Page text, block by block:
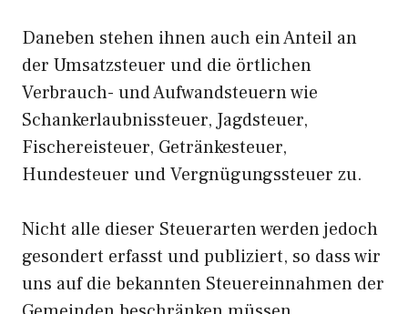
Daneben stehen ihnen auch ein Anteil an
der Umsatzsteuer und die örtlichen
Verbrauch- und Aufwandsteuern wie
Schankerlaubnissteuer, Jagdsteuer,
Fischereisteuer, Getränkesteuer,
Hundesteuer und Vergnügungssteuer zu.
Nicht alle dieser Steuerarten werden jedoch
gesondert erfasst und publiziert, so dass wir
uns auf die bekannten Steuereinnahmen der